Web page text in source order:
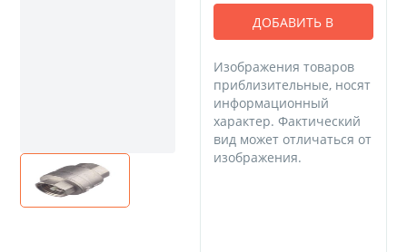
ДОБАВИТЬ В
Изображения товаров
приблизительные, носят
информационный
характер. Фактический
вид может отличаться от
изображения.